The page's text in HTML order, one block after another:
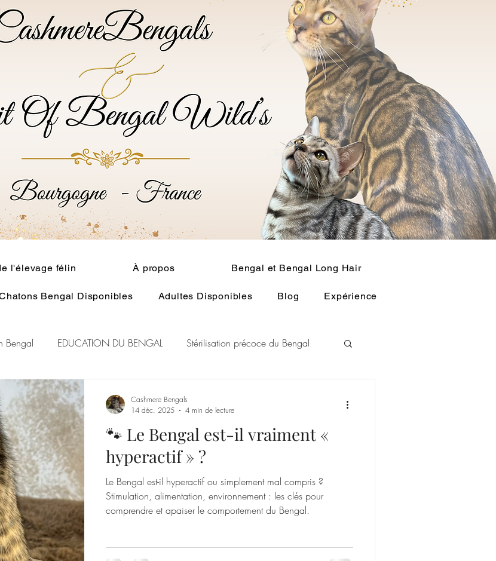
l'élevage félin À propos Bengal et Bengal Long Hair
Bengal Disponibles Adultes Disponibles Blog Expérience
Bengal EDUCATION DU BENGAL Stérilisation précoce du Bengal
BENGAL CASHMERE
Chat et spiritualité Généralité ELEVAGE du BENGAL
GENE POIL LONG BENGAL
🐾 Le Bengal est-il vraiment «
hyperactif » ?
Le Bengal est-il hyperactif ou simplement mal compris ?
Stimulation, alimentation, environnement : les clés pour
comprendre et apaiser le comportement du Bengal.
Cashmere Bengals
14 déc. 2025
4 min de lecture